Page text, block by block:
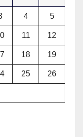
4 5
11 12
18 19
25 26